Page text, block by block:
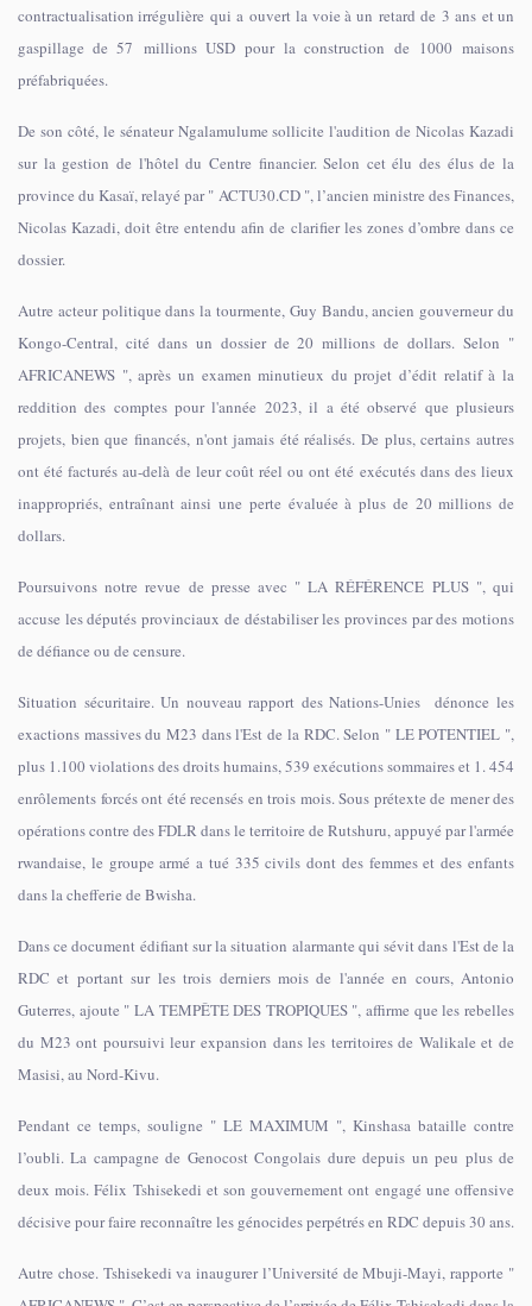
contractualisation irrégulière qui a ouvert la voie à un retard de 3 ans et un
gaspillage de 57 millions USD pour la construction de 1000 maisons
préfabriquées.
De son côté, le sénateur Ngalamulume sollicite l'audition de Nicolas Kazadi
sur la gestion de l'hôtel du Centre financier. Selon cet élu des élus de la
province du Kasaï, relayé par " ACTU30.CD ", l’ancien ministre des Finances,
Nicolas Kazadi, doit être entendu afin de clarifier les zones d’ombre dans ce
dossier.
Autre acteur politique dans la tourmente, Guy Bandu, ancien gouverneur du
Kongo-Central, cité dans un dossier de 20 millions de dollars. Selon "
AFRICANEWS ", après un examen minutieux du projet d’édit relatif à la
reddition des comptes pour l'année 2023, il a été observé que plusieurs
projets, bien que financés, n'ont jamais été réalisés. De plus, certains autres
ont été facturés au-delà de leur coût réel ou ont été exécutés dans des lieux
inappropriés, entraînant ainsi une perte évaluée à plus de 20 millions de
dollars.
Poursuivons notre revue de presse avec " LA RÉFÉRENCE PLUS ", qui
accuse les députés provinciaux de déstabiliser les provinces par des motions
de défiance ou de censure.
Situation sécuritaire. Un nouveau rapport des Nations-Unies dénonce les
exactions massives du M23 dans l'Est de la RDC. Selon " LE POTENTIEL ",
plus 1.100 violations des droits humains, 539 exécutions sommaires et 1. 454
enrôlements forcés ont été recensés en trois mois. Sous prétexte de mener des
opérations contre des FDLR dans le territoire de Rutshuru, appuyé par l'armée
rwandaise, le groupe armé a tué 335 civils dont des femmes et des enfants
dans la chefferie de Bwisha.
Dans ce document édifiant sur la situation alarmante qui sévit dans l'Est de la
RDC et portant sur les trois derniers mois de l'année en cours, Antonio
Guterres, ajoute " LA TEMPÊTE DES TROPIQUES ", affirme que les rebelles
du M23 ont poursuivi leur expansion dans les territoires de Walikale et de
Masisi, au Nord-Kivu.
Pendant ce temps, souligne " LE MAXIMUM ", Kinshasa bataille contre
l’oubli. La campagne de Genocost Congolais dure depuis un peu plus de
deux mois. Félix Tshisekedi et son gouvernement ont engagé une offensive
décisive pour faire reconnaître les génocides perpétrés en RDC depuis 30 ans.
Autre chose. Tshisekedi va inaugurer l’Université de Mbuji-Mayi, rapporte "